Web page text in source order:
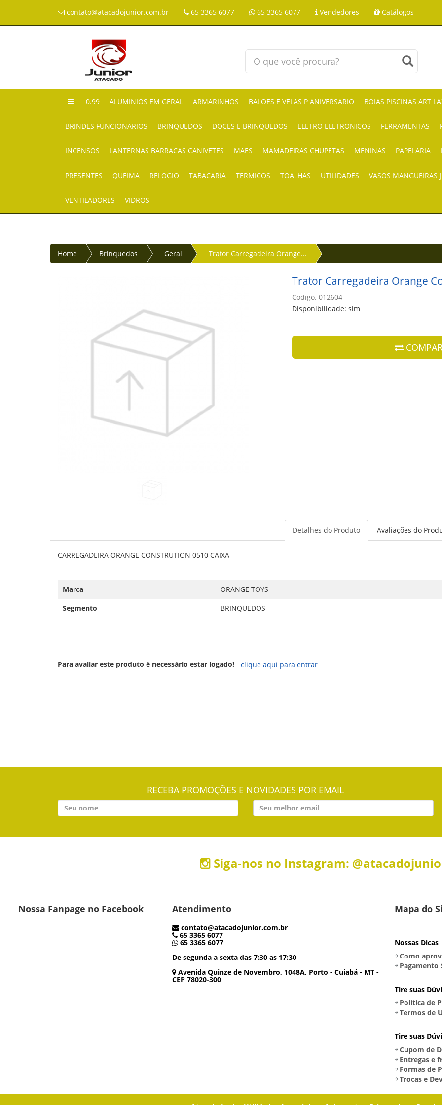
contato@atacadojunior.com.br 65 3365 6077 65 3365 6077 Vendedores Catálogos
0.99 ALUMINIOS EM GERAL ARMARINHOS BALOES E VELAS P ANIVERSARIO BOIAS PISCINAS ART
BRINDES FUNCIONARIOS BRINQUEDOS DOCES E BRINQUEDOS ELETRO ELETRONICOS FERRAMENTAS
INCENSOS LANTERNAS BARRACAS CANIVETES MAES MAMADEIRAS CHUPETAS MENINAS PAPELARIA
PRESENTES QUEIMA RELOGIO TABACARIA TERMICOS TOALHAS UTILIDADES VASOS MANGUEIRAS
VENTILADORES VIDROS
Home Brinquedos Geral Trator Carregadeira Orange...
Trator Carregadeira Orange
Codigo. 012604
Disponibilidade: sim
Detalhes do Produto Avaliações do
CARREGADEIRA ORANGE CONSTRUTION 0510 CAIXA
Marca
ORANGE TOYS
Segmento
BRINQUEDOS
Para avaliar este produto é necessário estar logado! clique aqui para entrar
RECEBA PROMOÇÕES E NOVIDADES POR EMAIL
Siga-nos no Instagram:
Nossa Fanpage no Facebook Atendimento
contato@atacadojunior.com.br
65 3365 6077
65 3365 6077
De segunda a sexta das 7:30 as 17:30
Avenida Quinze de Novembro, 1048A, Porto - Cuiabá - MT -
CEP 78020-300
Mapa do
Nossas Dicas
Como
Pagamento
Tire suas
Política de
Termos de
Tire suas
Cupom de
Entregas e
Formas de
Trocas e